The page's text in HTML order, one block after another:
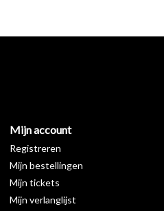
Mijn account
Registreren
Mijn bestellingen
Mijn tickets
Mijn verlanglijst